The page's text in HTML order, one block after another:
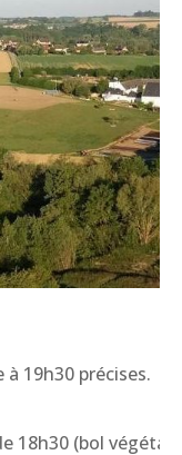
19h30 précises.
18h30 (bol